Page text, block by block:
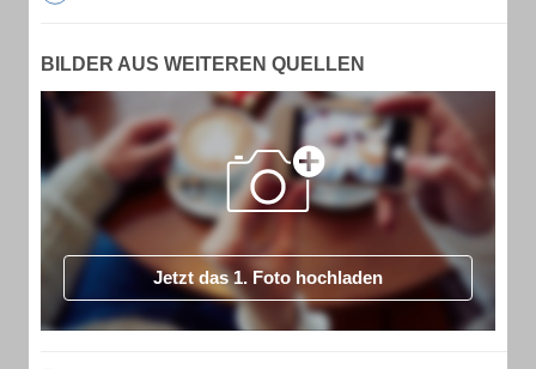
BILDER AUS WEITEREN QUELLEN
Jetzt das 1. Foto hochladen